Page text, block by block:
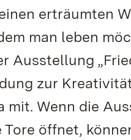
erträumten
man leben
Ausstellung
zur
mit. Wenn die
öffnet,